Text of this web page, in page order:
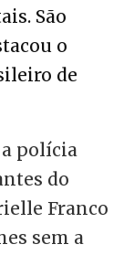
São
o
de
polícia
do
Franco
sem a